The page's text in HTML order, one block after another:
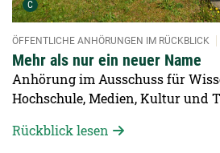
C Urheber der Grafik:
Mehr als nur ein neuer Name
ÖFFENTLICHE ANHÖRUNGEN IM RÜCKBLICK
Anhörung im Ausschuss für
Hochschule, Medien, Kultur und
Rückblick lesen